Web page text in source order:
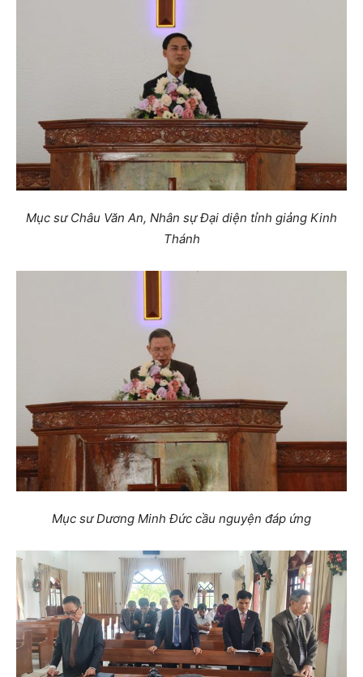
Mục sư Châu Văn An, Nhân sự Đại diện tỉnh giảng Kinh
Thánh
Mục sư Dương Minh Đức cầu nguyện đáp ứng